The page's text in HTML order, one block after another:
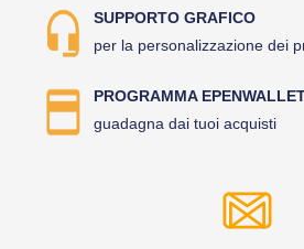
SUPPORTO GRAFICO
per la personalizzazione dei
PROGRAMMA
guadagna dai tuoi acquisti